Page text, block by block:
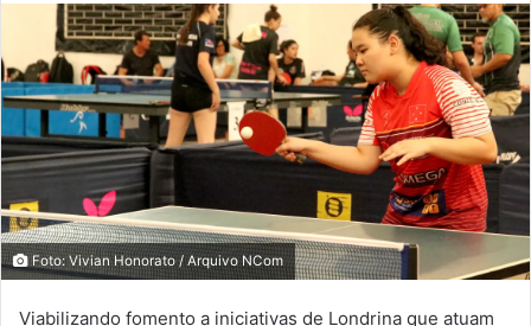
Foto: Vivian Honorato / Arquivo NCom
Viabilizando fomento a iniciativas de Londrina que atuam